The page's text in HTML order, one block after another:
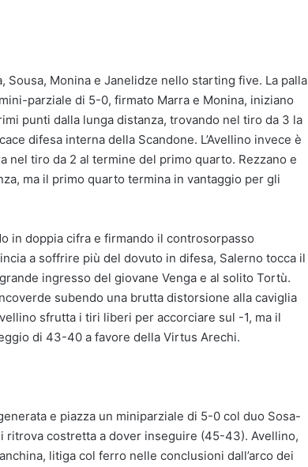
Sousa, Monina e Janelidze nello starting five. La palla
parziale di 5-0, firmato Marra e Monina, iniziano
punti dalla lunga distanza, trovando nel tiro da 3 la
difesa interna della Scandone. L’Avellino invece è
nel tiro da 2 al termine del primo quarto. Rezzano e
ma il primo quarto termina in vantaggio per gli
in doppia cifra e firmando il controsorpasso
a soffrire più del dovuto in difesa, Salerno tocca il
ingresso del giovane Venga e al solito Tortù.
subendo una brutta distorsione alla caviglia
sfrutta i tiri liberi per accorciare sul -1, ma il
di 43-40 a favore della Virtus Arechi.
e piazza un miniparziale di 5-0 col duo Sosa-
ritrova costretta a dover inseguire (45-43). Avellino,
litiga col ferro nelle conclusioni dall’arco dei